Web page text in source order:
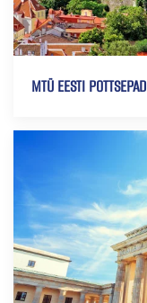
MTÜ EESTI POTTSEPAD